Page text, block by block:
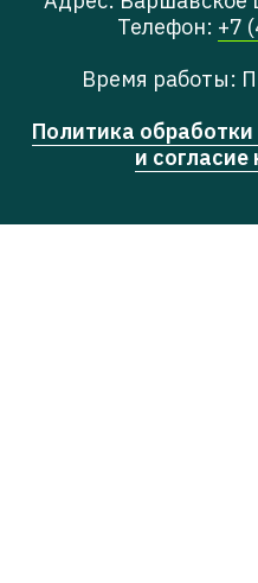
Телефон: +7
Время работы:
Политика
и согласие